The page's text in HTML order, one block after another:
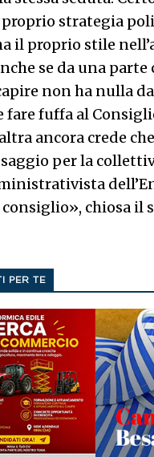
proprio strategia
il proprio stile
se da una parte
non ha nulla
fare fuffa al
ancora crede
per la
chiosa il
PER TE